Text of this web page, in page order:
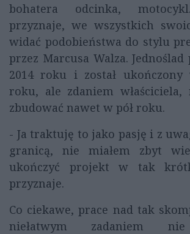
bohatera odcinka,
przyznaje, we wszystkich
widać podobieństwa do stylu
przez Marcusa Walza. Jednoślad
2014 roku i został ukończony
roku, ale zdaniem
zbudować nawet w pół roku.
- Ja traktuję to jako pasję i z
granicą, nie miałem zbyt
ukończyć projekt w tak
przyznaje.
Co ciekawe, prace nad tak
niełatwym zadaniem nie